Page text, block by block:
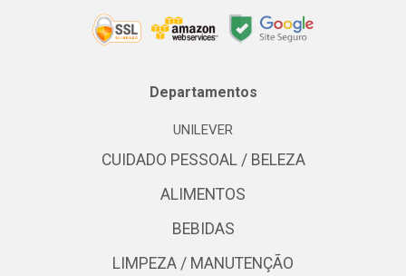
Departamentos
UNILEVER
CUIDADO PESSOAL / BELEZA
ALIMENTOS
BEBIDAS
LIMPEZA / MANUTENÇÃO